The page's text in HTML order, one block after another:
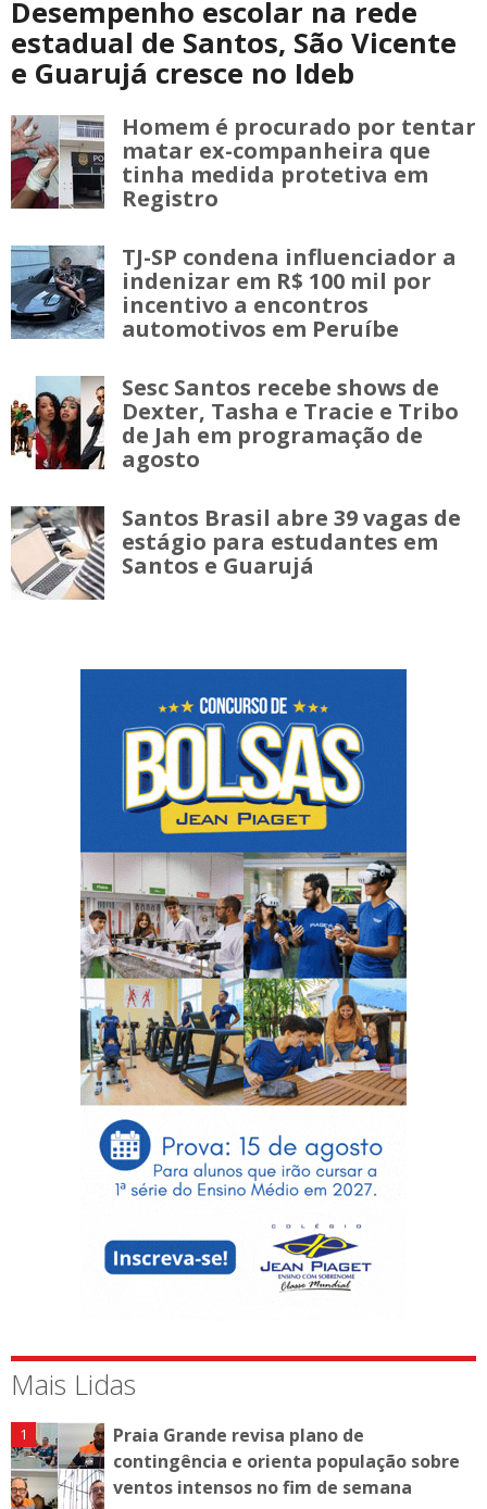
Desempenho escolar na rede
estadual de Santos, São Vicente
e Guarujá cresce no Ideb
Homem é procurado por tentar
matar ex-companheira que
tinha medida protetiva em
Registro
TJ-SP condena influenciador a
indenizar em R$ 100 mil por
incentivo a encontros
automotivos em Peruíbe
Sesc Santos recebe shows de
Dexter, Tasha e Tracie e Tribo
de Jah em programação de
agosto
Santos Brasil abre 39 vagas de
estágio para estudantes em
Santos e Guarujá
Mais Lidas
Praia Grande revisa plano de
contingência e orienta população sobre
ventos intensos no fim de semana